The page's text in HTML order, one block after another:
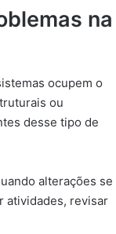
na
ocupem o
ou
desse tipo de
alterações se
atividades, revisar